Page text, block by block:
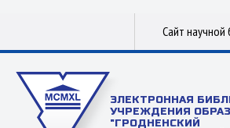
Сайт научной
ЭЛЕКТРОННАЯ
УЧРЕЖДЕНИЯ
"ГРОДНЕНСКИЙ